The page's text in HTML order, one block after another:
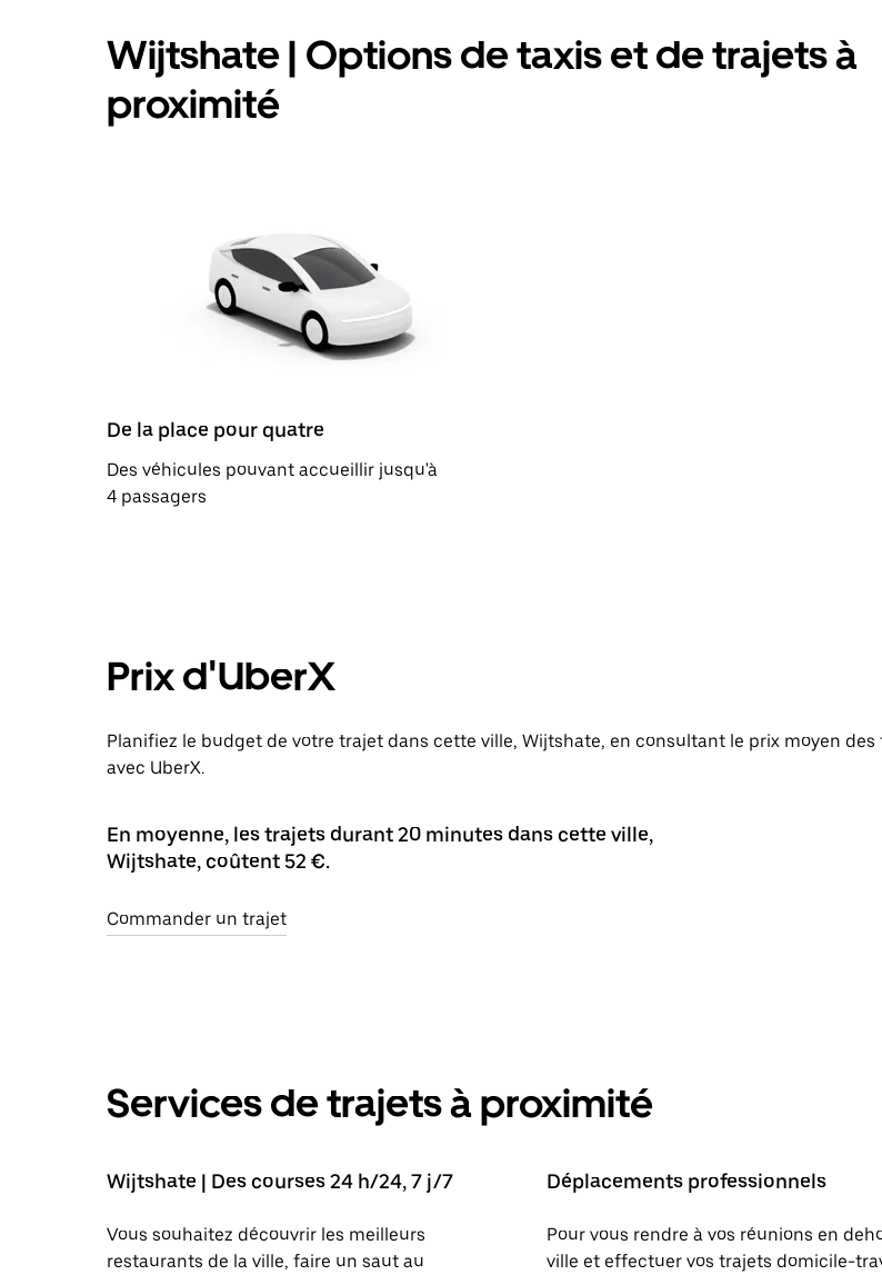
Wijtshate | Options de taxis et de trajets à
proximité
De la place pour quatre
Des véhicules pouvant accueillir jusqu'à
4 passagers
Prix d'UberX
Planifiez le budget de votre trajet dans cette ville, Wijtshate, en consultant le prix moyen des
avec UberX.
En moyenne, les trajets durant 20 minutes dans cette ville,
Wijtshate, coûtent 52 €.
Commander un trajet
Services de trajets à proximité
Wijtshate | Des courses 24 h/24, 7 j/7
Vous souhaitez découvrir les meilleurs
restaurants de la ville, faire un saut au
Déplacements professionnels
Pour vous rendre à vos réunions en
ville et effectuer vos trajets domicile-